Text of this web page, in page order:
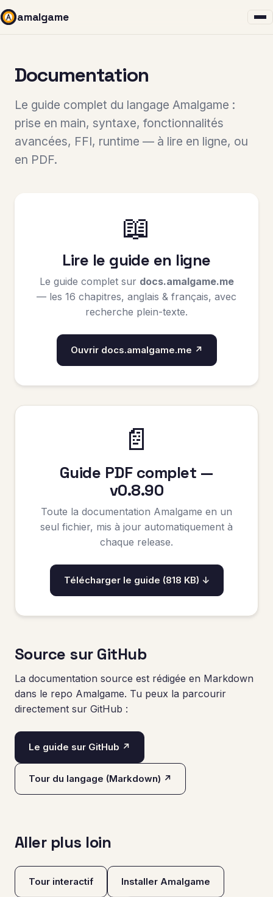
amalgame
Documentation
Le guide complet du langage Amalgame :
prise en main, syntaxe, fonctionnalités
avancées, FFI, runtime — à lire en ligne, ou
en PDF.
📖
Lire le guide en ligne
Le guide complet sur docs.amalgame.me
— les 16 chapitres, anglais & français, avec
recherche plein-texte.
Ouvrir docs.amalgame.me ↗
📄
Guide PDF complet —
v0.8.90
Toute la documentation Amalgame en un
seul fichier, mis à jour automatiquement à
chaque release.
Télécharger le guide (818 KB) ↓
Source sur GitHub
La documentation source est rédigée en Markdown
dans le repo Amalgame. Tu peux la parcourir
directement sur GitHub :
Le guide sur GitHub ↗
Tour du langage (Markdown) ↗
Aller plus loin
Tour interactif Installer Amalgame